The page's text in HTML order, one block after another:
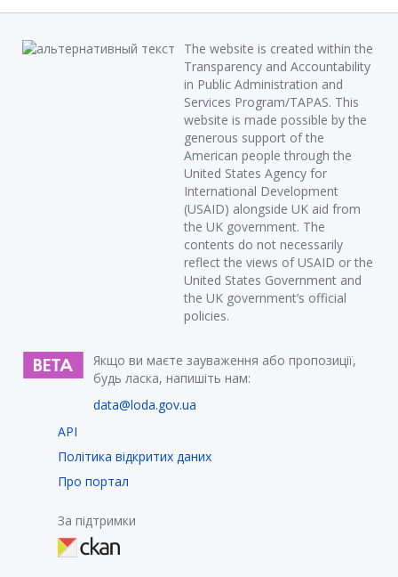
The website is created within the
Transparency and Accountability
in Public Administration and
Services Program/TAPAS. This
website is made possible by the
generous support of the
American people through the
United States Agency for
International Development
(USAID) alongside UK aid from
the UK government. The
contents do not necessarily
reflect the views of USAID or the
United States Government and
the UK government’s official
policies.
Якщо ви маєте зауваження або пропозиції,
будь ласка, напишіть нам:
data@loda.gov.ua
API
Політика відкритих даних
Про портал
За підтримки